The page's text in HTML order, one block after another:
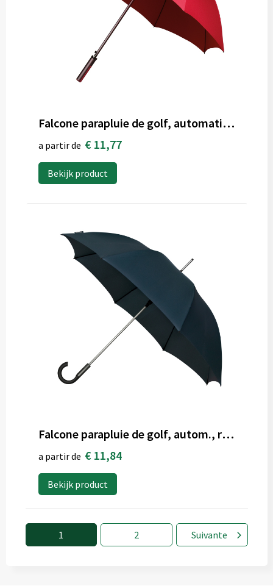
Falcone parapluie de golf, automatique
a partir de € 11,77
Bekijk product
Falcone parapluie de golf, autom., rés. au vent
a partir de € 11,84
Bekijk product
1 2 Suivante